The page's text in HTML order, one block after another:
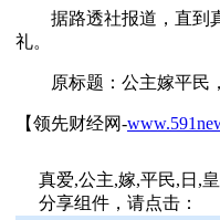
据路透社报道，直到真
礼。
原标题：公主嫁平民
【领先财经网-
真爱,公主,嫁,平民,日,
分享组件，请点击：